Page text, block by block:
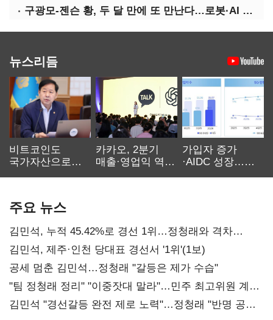
구광모-젠슨 황, 두 달 만에 또 만난다…로봇·AI 등 논의
뉴스리듬
비트코인도
국가자산으로…'
카카오, 2분기
매출·영업익 역대
가입자 증가
·AIDC 성장…
주요 뉴스
김민석, 누적 45.42%로 경선 1위…정청래와 격차
0.86%p(2보)
김민석, 제주·인천 당대표 경선서 '1위'(1보)
공세 멈춘 김민석…정청래 "갈등은 제가 수습"
"팀 정청래 정리" "이중잣대 말라"…민주 최고위원 계파
다툼 격화
김민석 "경선갈등 완전 제로 노력"…정청래 "반명 공세